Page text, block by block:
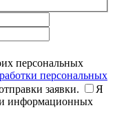
персональных
персональных
заявки.
Я
информационных